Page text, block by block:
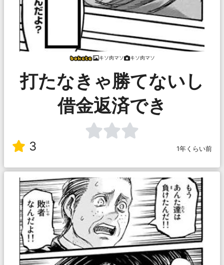
キソ肉マソ キソ肉マソ
打たなきゃ勝てないし
借金返済でき
3 1年くらい前